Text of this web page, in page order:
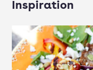
Inspiration